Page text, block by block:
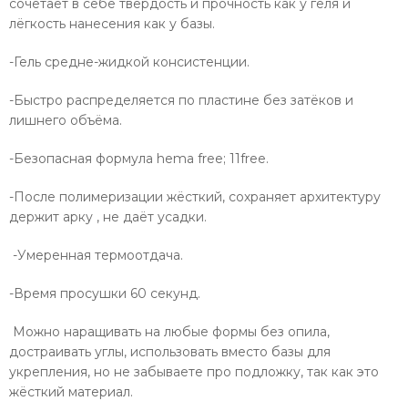
сочетает в себе твёрдость и прочность как у геля и
лёгкость нанесения как у базы.
-Гель средне-жидкой консистенции.
-Быстро распределяется по пластине без затёков и
лишнего объёма.
-Безопасная формула hema free; 11free.
-После полимеризации жёсткий, сохраняет архитектуру
держит арку , не даёт усадки.
-Умеренная термоотдача.
-Время просушки 60 секунд.
Можно наращивать на любые формы без опила,
достраивать углы, использовать вместо базы для
укрепления, но не забываете про подложку, так как это
жёсткий материал.